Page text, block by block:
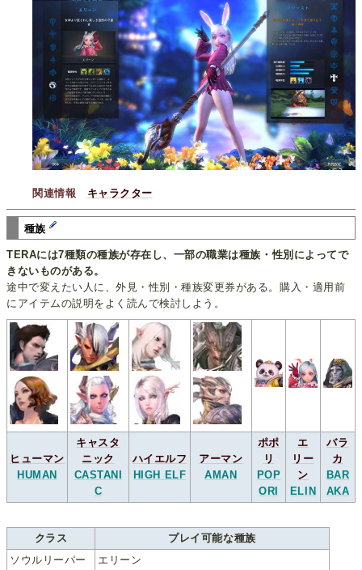
関連情報 キャラクター
種族
TERAには7種類の種族が存在し、一部の職業は種族・性別によってで
きないものがある。
途中で変えたい人に、外見・性別・種族変更券がある。購入・適用前
にアイテムの説明をよく読んで検討しよう。
ヒューマン
HUMAN
キャスタ
ニック
CASTANI
C
ハイエルフ
HIGH ELF
アーマン
AMAN
ポポ
リ
POP
ORI
エ
リー
ン
ELIN
バラ
カ
BAR
AKA
クラス
プレイ可能な種族
ソウルリーパー
エリーン